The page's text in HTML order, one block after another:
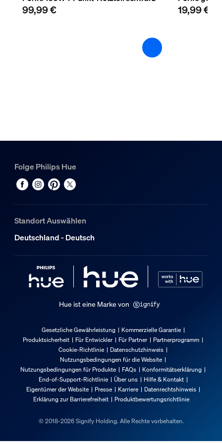
99,99 € 19,99 €
Folge Philips Hue
Standort Auswählen
Deutschland - Deutsch
Hue ist eine Marke von
Gesetzliche Gewährleistung
Kommerzielle Garantie
Produktsicherheit
Für Entwickler Für Partner
Partnerprogramm
Cookie-Richtlinie
Datenschutzhinweis
Nutzungsbedingungen für die Website
Nutzungsbedingungen für Produkte
FAQs
Konformitätserklärung
End-of-Support-Richtlinie
Über uns
Hilfe & Kontakt
Eigentümer der Website
Presse Karriere
Datenrechtshinweis
Erklärung zur Barrierefreiheit
Produktbewertungsrichtlinie
© 2018-2026 Signify Holding. Alle Rechte vorbehalten.